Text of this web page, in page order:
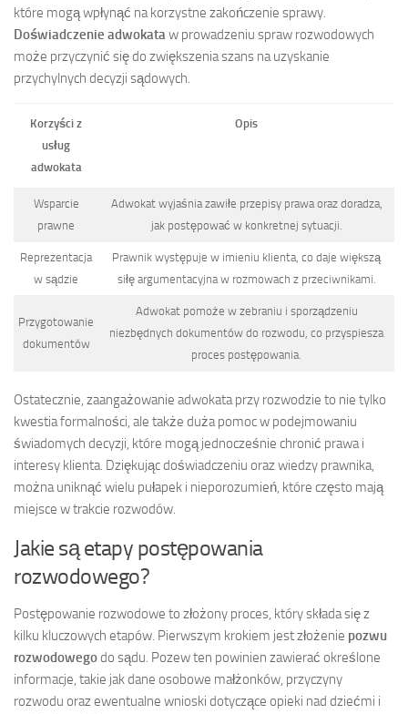
które mogą wpłynąć na korzystne zakończenie sprawy.
Doświadczenie adwokata w prowadzeniu spraw rozwodowych
może przyczynić się do zwiększenia szans na uzyskanie
przychylnych decyzji sądowych.
Korzyści z
usług
adwokata
Opis
Wsparcie
prawne
Adwokat wyjaśnia zawiłe przepisy prawa oraz doradza,
jak postępować w konkretnej sytuacji.
Reprezentacja
w sądzie
Prawnik występuje w imieniu klienta, co daje większą
siłę argumentacyjna w rozmowach z przeciwnikami.
Przygotowanie
dokumentów
Adwokat pomoże w zebraniu i sporządzeniu
niezbędnych dokumentów do rozwodu, co przyspiesza
proces postępowania.
Ostatecznie, zaangażowanie adwokata przy rozwodzie to nie tylko
kwestia formalności, ale także duża pomoc w podejmowaniu
świadomych decyzji, które mogą jednocześnie chronić prawa i
interesy klienta. Dziękując doświadczeniu oraz wiedzy prawnika,
można uniknąć wielu pułapek i nieporozumień, które często mają
miejsce w trakcie rozwodów.
Jakie są etapy postępowania
rozwodowego?
Postępowanie rozwodowe to złożony proces, który składa się z
kilku kluczowych etapów. Pierwszym krokiem jest złożenie pozwu
rozwodowegodo sądu. Pozew ten powinien zawierać określone
informacje, takie jak dane osobowe małżonków, przyczyny
rozwodu oraz ewentualne wnioski dotyczące opieki nad dziećmi i